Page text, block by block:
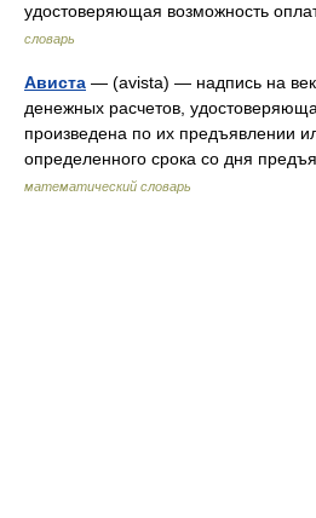
удостоверяющая возможность
словарь
Ависта — (avista) — надпись на
денежных расчетов,
произведена по их предъявлении
определенного срока со дня
математический словарь